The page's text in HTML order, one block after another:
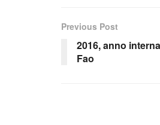
Previous Post
2016, anno
Fao